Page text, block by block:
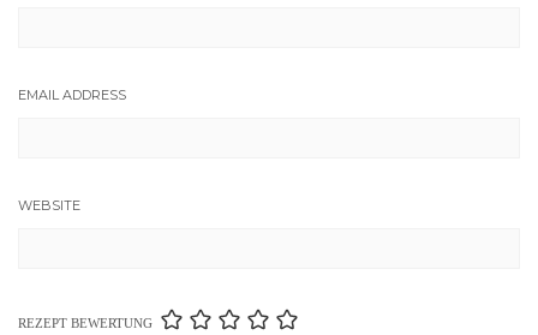
EMAIL ADDRESS
WEBSITE
REZEPT BEWERTUNG